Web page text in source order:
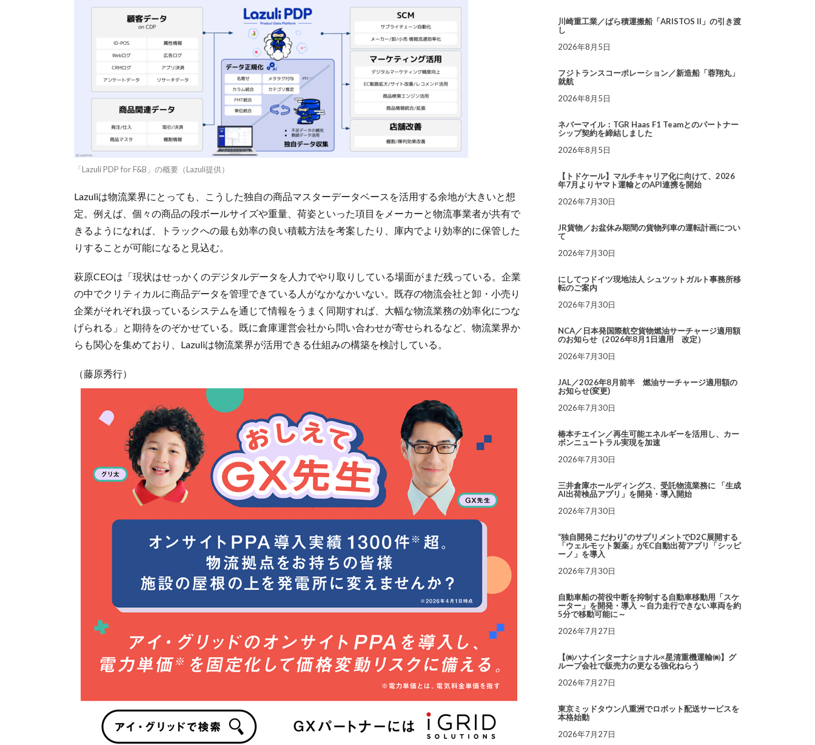
「Lazuli PDP for F&B」の概要（Lazuli提供）
Lazuliは物流業界にとっても、こうした独自の商品マスターデータベースを活用する余地が大きいと想
定。例えば、個々の商品の段ボールサイズや重量、荷姿といった項目をメーカーと物流事業者が共有で
きるようになれば、トラックへの最も効率の良い積載方法を考案したり、庫内でより効率的に保管した
りすることが可能になると見込む。
萩原CEOは「現状はせっかくのデジタルデータを人力でやり取りしている場面がまだ残っている。企業
の中でクリティカルに商品データを管理できている人がなかなかいない。既存の物流会社と卸・小売り
企業がそれぞれ扱っているシステムを通じて情報をうまく同期すれば、大幅な物流業務の効率化につな
げられる」と期待をのぞかせている。既に倉庫運営会社から問い合わせが寄せられるなど、物流業界か
らも関心を集めており、Lazuliは物流業界が活用できる仕組みの構築を検討している。
（藤原秀行）
川崎重工業／ばら積運搬船「ARISTOS II」の引き渡
し
2026年8月5日
フジトランスコーポレーション／新造船「蓉翔丸」
就航
2026年8月5日
ネバーマイル：TGR Haas F1 Teamとのパートナー
シップ契約を締結しました
2026年8月5日
【トドケール】マルチキャリア化に向けて、2026
年7月よりヤマト運輸とのAPI連携を開始
2026年7月30日
JR貨物／お盆休み期間の貨物列車の運転計画につい
て
2026年7月30日
にしてつドイツ現地法人 シュツットガルト事務所移
転のご案内
2026年7月30日
NCA／日本発国際航空貨物燃油サーチャージ適用額
のお知らせ（2026年8月1日適用 改定）
2026年7月30日
JAL／2026年8月前半 燃油サーチャージ適用額の
お知らせ(変更)
2026年7月30日
椿本チエイン／再生可能エネルギーを活用し、カー
ボンニュートラル実現を加速
2026年7月30日
三井倉庫ホールディングス、受託物流業務に 「生成
AI出荷検品アプリ」を開発・導入開始
2026年7月30日
“独自開発こだわり”のサプリメントでD2C展開する
「ウェルモット製薬」がEC自動出荷アプリ「シッピ
ーノ」を導入
2026年7月30日
自動車船の荷役中断を抑制する自動車移動用「スケ
ーター」を開発・導入 ～自力走行できない車両を約
5分で移動可能に～
2026年7月27日
【㈱ハナインターナショナル×星清重機運輸㈱】グ
ループ会社で販売力の更なる強化ねらう
2026年7月27日
東京ミッドタウン八重洲でロボット配送サービスを
本格始動
2026年7月27日